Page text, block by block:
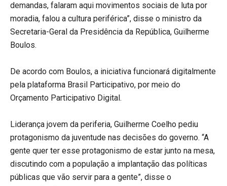
demandas, falaram aqui movimentos sociais de luta por
moradia, falou a cultura periférica”, disse o ministro da
Secretaria-Geral da Presidência da República, Guilherme
Boulos.
De acordo com Boulos, a iniciativa funcionará digitalmente
pela plataforma Brasil Participativo, por meio do
Orçamento Participativo Digital.
Liderança jovem da periferia, Guilherme Coelho pediu
protagonismo da juventude nas decisões do governo. “A
gente quer ter esse protagonismo de estar junto na mesa,
discutindo com a população a implantação das políticas
públicas que vão servir para a gente”, disse o